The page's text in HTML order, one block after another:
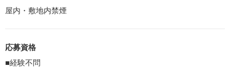
屋内・敷地内禁煙
応募資格
■経験不問